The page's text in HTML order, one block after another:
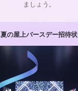
ましょう。
夏の屋上バースデー招待状